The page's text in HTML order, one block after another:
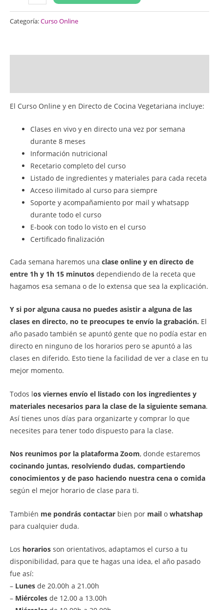
Categoría:Curso Online
El Curso Online y en Directo de Cocina Vegetariana incluye:
Clases en vivo y en directo una vez por semana
durante 8 meses
Información nutricional
Recetario completo del curso
Listado de ingredientes y materiales para cada receta
Acceso ilimitado al curso para siempre
Soporte y acompañamiento por mail y whatsapp
durante todo el curso
E-book con todo lo visto en el curso
Certificado finalización
Cada semana haremos una clase online y en directo de
entre 1h y 1h 15 minutos dependiendo de la receta que
hagamos esa semana o de lo extensa que sea la explicación.
Y si por alguna causa no puedes asistir a alguna de las
clases en directo, no te preocupes te envío la grabación. El
año pasado también se apuntó gente que no podía estar en
directo en ninguno de los horarios pero se apuntó a las
clases en diferido. Esto tiene la facilidad de ver a clase en tu
mejor momento.
Todos los viernes envío el listado con los ingredientes y
materiales necesarios para la clase de la siguiente semana.
Así tienes unos días para organizarte y comprar lo que
necesites para tener todo dispuesto para la clase.
Nos reunimos por la plataforma Zoom, donde estaremos
cocinando juntas, resolviendo dudas, compartiendo
conocimientos y de paso haciendo nuestra cena o comida
según el mejor horario de clase para ti.
También me pondrás contactar bien por mail o whatshap
para cualquier duda.
Los horarios son orientativos, adaptamos el curso a tu
disponibilidad, para que te hagas una idea, el año pasado
fue así:
– Lunes de 20.00h a 21.00h
– Miércoles de 12.00 a 13.00h